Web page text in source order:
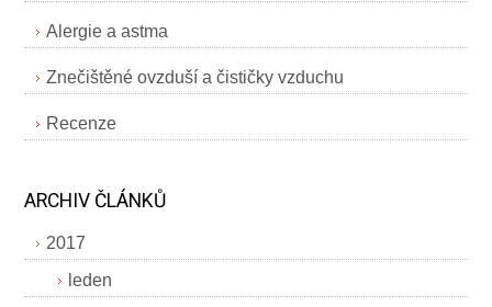
Alergie a astma
Znečištěné ovzduší a čističky vzduchu
Recenze
ARCHIV ČLÁNKŮ
2017
leden